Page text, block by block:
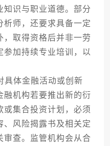
知识与职业道德。部分
析师，还要求具备一定
，取得资格后并非一劳
参加持续专业培训，以
体金融活动或创新
融机构若要推出新的衍
或集合投资计划，必须
、风险揭露书及相关定
审查。监管机构会从合